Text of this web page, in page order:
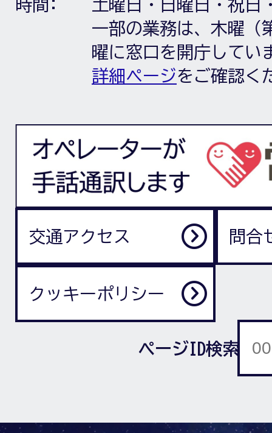
時間:
土曜日・日曜日・祝日
一部の業務は、木曜（
曜に窓口を開庁してい
詳細ページをご確認く
交通アクセス 問合
クッキーポリシー
ページID検索